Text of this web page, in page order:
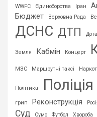
WWFC Єдиноборства Іран
Бюджет Верховна Рада
ДСНС ДТП
Земля Кабмін Концерт
МЗС Маршрутні таксі
Політика Поліція
грип Реконструкція
Суд
Сумо Футбол Хвороба